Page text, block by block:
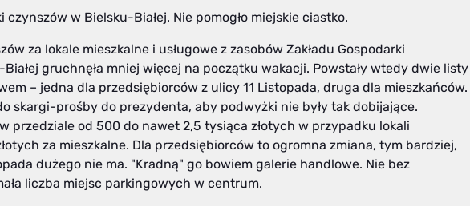
w Bielsku-Białej. Nie pomogło miejskie ciastko.
za lokale mieszkalne i usługowe z zasobów Zakładu Gospodarki
gruchnęła mniej więcej na początku wakacji. Powstały wtedy dwie listy
– jedna dla przedsiębiorców z ulicy 11 Listopada, druga dla mieszkańców.
skargi-prośby do prezydenta, aby podwyżki nie były tak dobijające.
przedziale od 500 do nawet 2,5 tysiąca złotych w przypadku lokali
za mieszkalne. Dla przedsiębiorców to ogromna zmiana, tym bardziej,
dużego nie ma. "Kradną" go bowiem galerie handlowe. Nie bez
liczba miejsc parkingowych w centrum.